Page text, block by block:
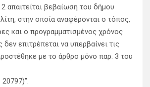
απαιτείται βεβαίωση του δήμου
στην οποία αναφέρονται ο τόπος,
και ο προγραμματισμένος χρόνος
δεν επιτρέπεται να υπερβαίνει τις
με το άρθρο μόνο παρ. 3 του